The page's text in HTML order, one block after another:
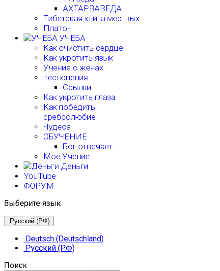
АХТАРВАВЕДА
Тибетская книга мертвых
Платон
УЧЕБА
Как очистить сердце
Как укротить язык
Учение о женах
песнопения
Ссылки
Как укротить глаза
Как победить
сребролюбие
Чудеса
ОБУЧЕНИЕ
Бог отвечает
Мое Учение
Деньги
YouTube
ФОРУМ
Выберите язык
Русский (РФ)
Deutsch (Deutschland)
Русский (РФ)
Поиск